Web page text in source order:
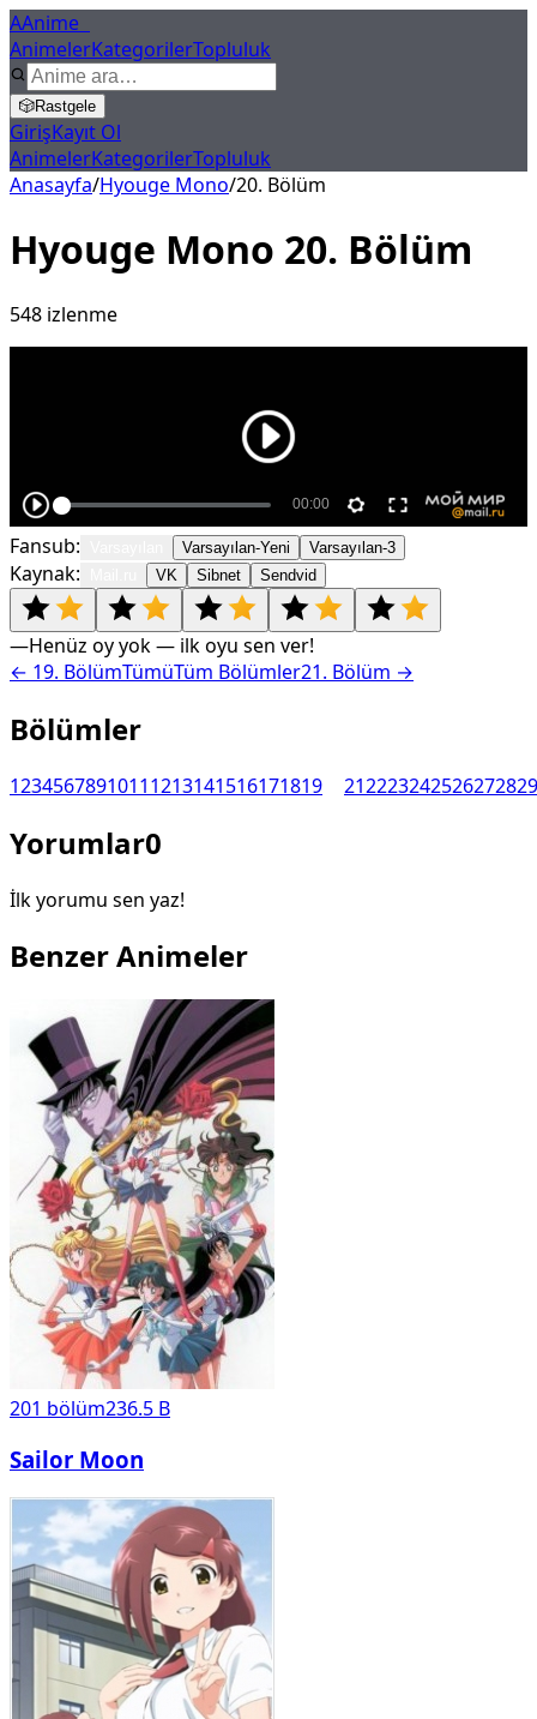
AAnime
AnimelerKategorilerTopluluk
🎲Rastgele
GirişKayıt Ol
AnimelerKategorilerTopluluk
Anasayfa/Hyouge Mono/20. Bölüm
Hyouge Mono 20. Bölüm
548 izlenme
Fansub: Varsayılan-Yeni Varsayılan-3
Kaynak: VK Sibnet Sendvid
—Henüz oy yok — ilk oyu sen ver!
← 19. BölümTümüTüm Bölümler21. Bölüm →
Bölümler
12345678910111213141516171819 212223242526272829
Yorumlar0
İlk yorumu sen yaz!
Benzer Animeler
201 bölüm236.5 B
Sailor Moon